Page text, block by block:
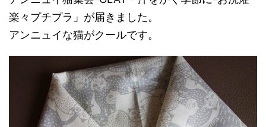
楽々プチプラ」が届きました。
アンニュイな猫がクールです。